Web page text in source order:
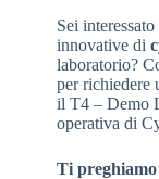
Sei
innovative di
laboratorio?
per richiedere
il T4 – Demo
operativa di
Ti